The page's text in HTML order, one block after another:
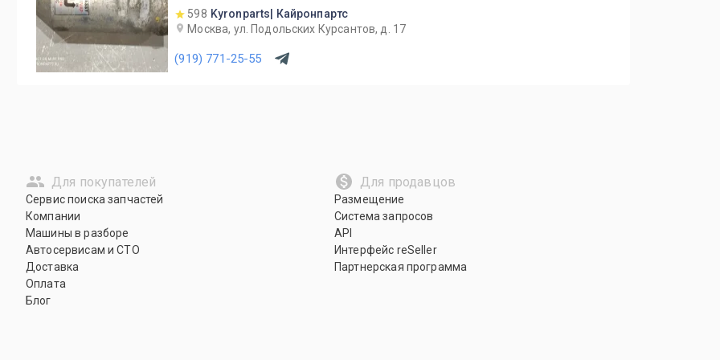
598 Kyronparts| Кайронпартс
Москва, ул. Подольских Курсантов, д. 17
(919) 771-25-55
Для покупателей
Сервис поиска запчастей
Компании
Машины в разборе
Автосервисам и СТО
Доставка
Оплата
Блог
Для продавцов
Размещение
Система запросов
API
Интерфейс reSeller
Партнерская программа